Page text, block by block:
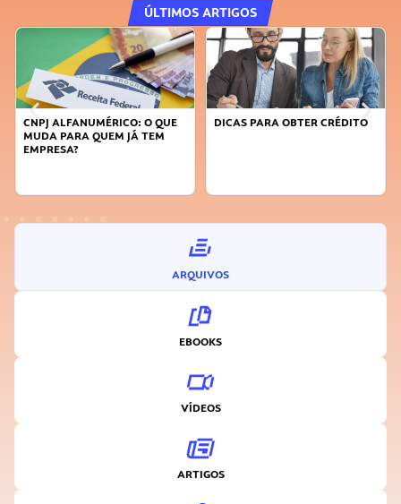
ÚLTIMOS ARTIGOS
CNPJ ALFANUMÉRICO: O QUE
MUDA PARA QUEM JÁ TEM
EMPRESA?
DICAS PARA OBTER CRÉDITO
ARQUIVOS
EBOOKS
VÍDEOS
ARTIGOS